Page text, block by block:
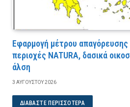
Εφαρμογή μέτρου απαγόρευσης
περιοχές NATURA, δασικά
άλση
3 ΑΥΓΟΎΣΤΟΥ 2026
ΔΙΑΒΆΣΤΕ ΠΕΡΙΣΣΌΤΕΡΑ